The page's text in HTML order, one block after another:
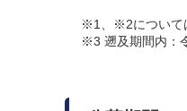
※1、※2について
※3 遡及期間内：